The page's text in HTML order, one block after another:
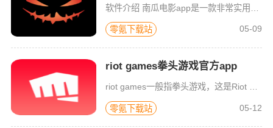
零氪下载站 05-09
riot games拳头游戏官方app
零氪下载站 05-12